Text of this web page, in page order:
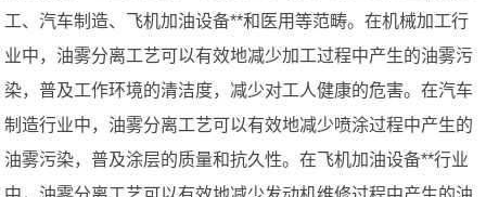
工、汽车制造、飞机加油设备**和医用等范畴。在机械加工行
业中，油雾分离工艺可以有效地减少加工过程中产生的油雾污
染，普及工作环境的清洁度，减少对工人健康的危害。在汽车
制造行业中，油雾分离工艺可以有效地减少喷涂过程中产生的
油雾污染，普及涂层的质量和抗久性。在飞机加油设备**行业